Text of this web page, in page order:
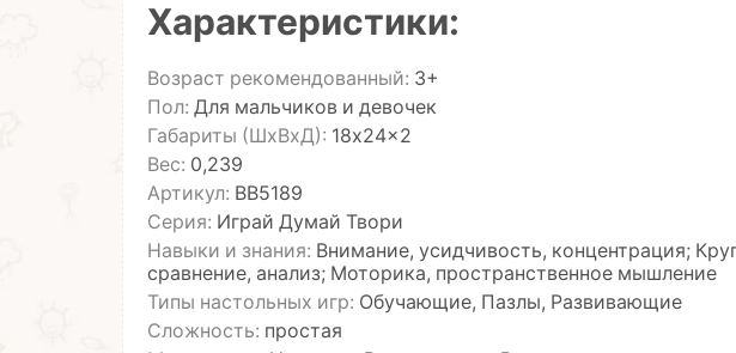
Характеристики:
Возраст рекомендованный: 3+
Пол: Для мальчиков и девочек
Габариты (ШхВхД): 18x24x2
Вес: 0,239
Артикул: ВВ5189
Серия: Играй Думай Твори
Навыки и знания: Внимание, усидчивость, концентрация;
сравнение, анализ; Моторика, пространственное мышление
Типы настольных игр: Обучающие, Пазлы, Развивающие
Сложность: простая